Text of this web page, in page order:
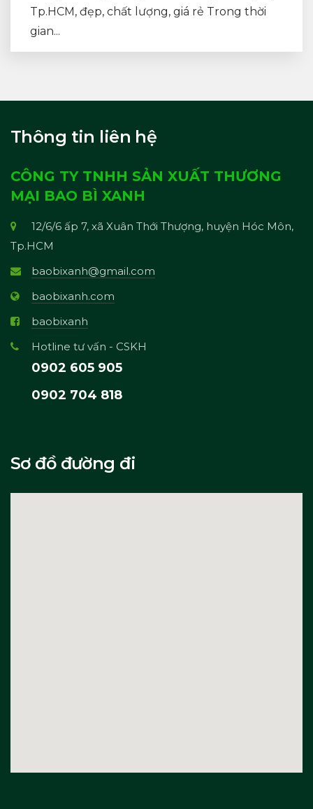
Tp.HCM, đẹp, chất lượng, giá rẻ Trong thời
gian...
Thông tin liên hệ
CÔNG TY TNHH SẢN XUẤT THƯƠNG
MẠI BAO BÌ XANH
12/6/6 ấp 7, xã Xuân Thới Thượng, huyện Hóc Môn,
Tp.HCM
baobixanh@gmail.com
baobixanh.com
baobixanh
Hotline tư vấn - CSKH
0902 605 905
0902 704 818
Sơ đồ đường đi